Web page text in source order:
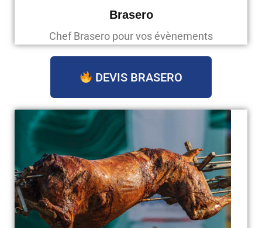
Brasero
Chef Brasero pour vos évènements
DEVIS BRASERO